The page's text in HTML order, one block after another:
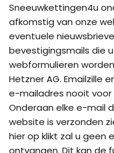
Sneeuwkettingen4u
afkomstig van onze
eventuele
bevestigingsmails die
webformulieren
Hetzner AG. Emailzille
e-mailadres nooit voor
Onderaan elke e-mail
website is verzonden
hier op klikt zal u geen
ontvangen. Dit kan de